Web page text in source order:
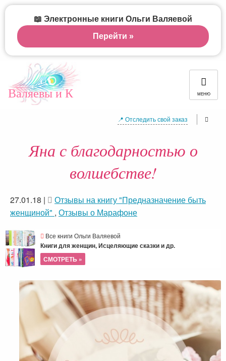
Валяевы и К МЕНЮ
📍 Отследить свой заказ
Яна с благодарностью о
волшебстве!
27.01.18 |
Отзывы на книгу "Предназначение быть
женщиной" , Отзывы о Марафоне
Все книги Ольги Валяевой
Книги для женщин, Исцеляющие сказки и др.
СМОТРЕТЬ »
📖 Электронные книги Ольги Валяевой
Перейти »